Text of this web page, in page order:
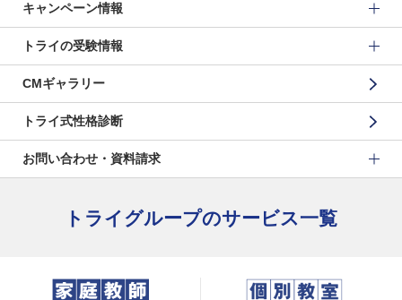
キャンペーン情報
トライの受験情報
CMギャラリー
トライ式性格診断
お問い合わせ・資料請求
トライグループのサービス一覧